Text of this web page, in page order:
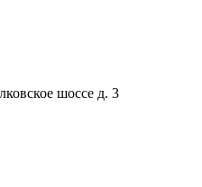
шоссе д. 3